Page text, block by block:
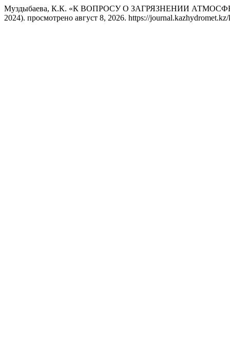
Муздыбаева, К.К. «К ВОПРОСУ О ЗАГРЯЗНЕНИИ
2024). просмотрено август 8, 2026. https://